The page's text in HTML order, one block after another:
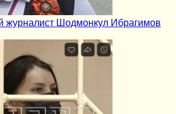
журналист Шодмонкул Ибрагимов